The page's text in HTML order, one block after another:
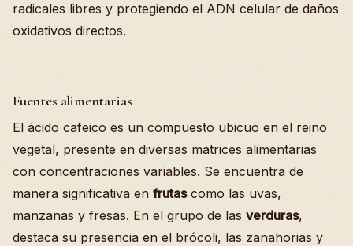
radicales libres y protegiendo el ADN celular de daños
oxidativos directos.
Fuentes alimentarias
El ácido cafeico es un compuesto ubicuo en el reino
vegetal, presente en diversas matrices alimentarias
con concentraciones variables. Se encuentra de
manera significativa en frutascomo las uvas,
manzanas y fresas. En el grupo de las verduras,
destaca su presencia en el brócoli, las zanahorias y